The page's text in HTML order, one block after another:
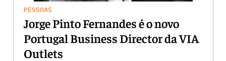
PESSOAS
Jorge Pinto Fernandes é o novo
Portugal Business Director da VIA
Outlets